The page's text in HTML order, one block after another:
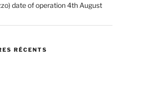
date of operation 4th August
RÉCENTS